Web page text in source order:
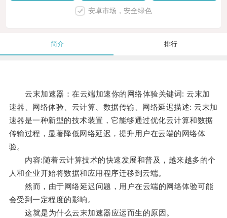
安卓市场，安全绿色
简介 排行
云末加速器：在云端加速你的网络体验关键词: 云末加
速器、网络体验、云计算、数据传输、网络延迟描述: 云末加
速器是一种新型的技术装置，它能够通过优化云计算和数据
传输过程，显著降低网络延迟，提升用户在云端的网络体
验。
内容:随着云计算技术的快速发展和普及，越来越多的个
人和企业开始将数据和应用程序迁移到云端。
然而，由于网络延迟问题，用户在云端的网络体验可能
会受到一定程度的影响。
这就是为什么云末加速器应运而生的原因。